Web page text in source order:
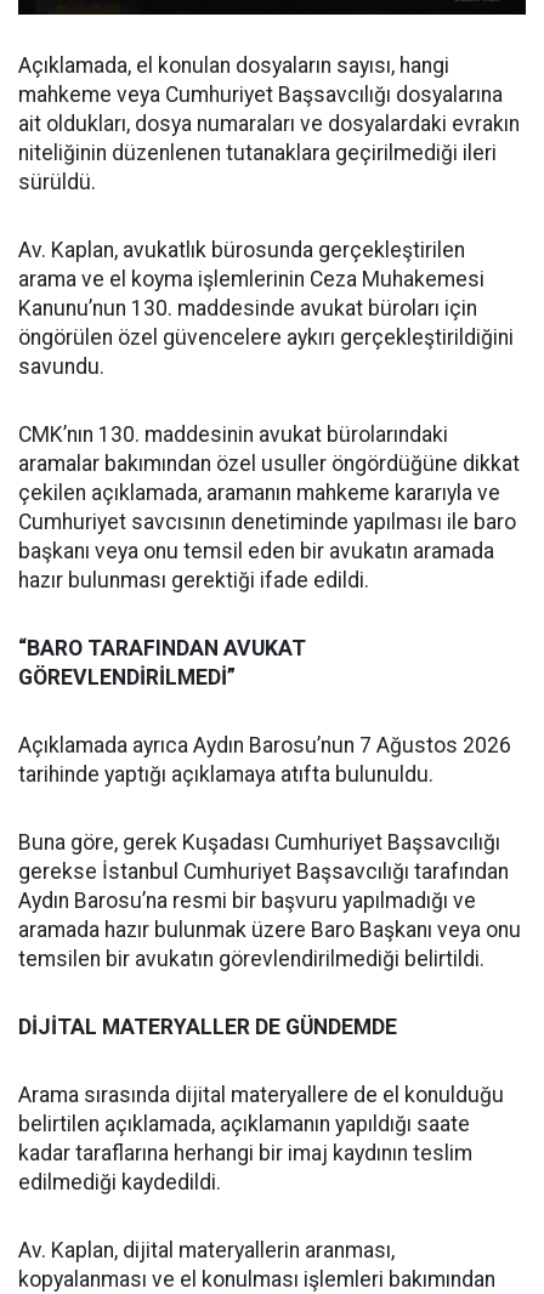
Açıklamada, el konulan dosyaların sayısı, hangi
mahkeme veya Cumhuriyet Başsavcılığı dosyalarına
ait oldukları, dosya numaraları ve dosyalardaki evrakın
niteliğinin düzenlenen tutanaklara geçirilmediği ileri
sürüldü.
Av. Kaplan, avukatlık bürosunda gerçekleştirilen
arama ve el koyma işlemlerinin Ceza Muhakemesi
Kanunu’nun 130. maddesinde avukat büroları için
öngörülen özel güvencelere aykırı gerçekleştirildiğini
savundu.
CMK’nın 130. maddesinin avukat bürolarındaki
aramalar bakımından özel usuller öngördüğüne dikkat
çekilen açıklamada, aramanın mahkeme kararıyla ve
Cumhuriyet savcısının denetiminde yapılması ile baro
başkanı veya onu temsil eden bir avukatın aramada
hazır bulunması gerektiği ifade edildi.
“BARO TARAFINDAN AVUKAT
GÖREVLENDİRİLMEDİ”
Açıklamada ayrıca Aydın Barosu’nun 7 Ağustos 2026
tarihinde yaptığı açıklamaya atıfta bulunuldu.
Buna göre, gerek Kuşadası Cumhuriyet Başsavcılığı
gerekse İstanbul Cumhuriyet Başsavcılığı tarafından
Aydın Barosu’na resmi bir başvuru yapılmadığı ve
aramada hazır bulunmak üzere Baro Başkanı veya onu
temsilen bir avukatın görevlendirilmediği belirtildi.
DİJİTAL MATERYALLER DE GÜNDEMDE
Arama sırasında dijital materyallere de el konulduğu
belirtilen açıklamada, açıklamanın yapıldığı saate
kadar taraflarına herhangi bir imaj kaydının teslim
edilmediği kaydedildi.
Av. Kaplan, dijital materyallerin aranması,
kopyalanması ve el konulması işlemleri bakımından